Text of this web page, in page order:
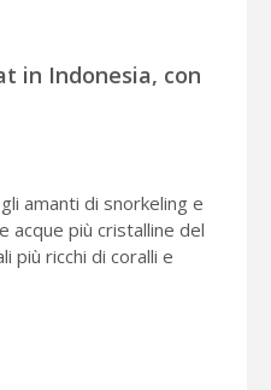
in Indonesia, con
amanti di snorkeling e
acque più cristalline del
più ricchi di coralli e